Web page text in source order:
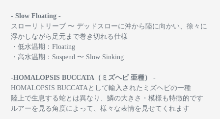
- Slow Floating -
スローリトリーブ 〜 デッドスローに沖から陸に向かい、 徐々に
浮かしながら足元まで巻き切れる仕様
・低水温期：Floating
・高水温期：Suspend 〜 Slow Sinking
-HOMALOPSIS BUCCATA（ミズヘビ 亜種） -
HOMALOPSIS BUCCATAとして輸入されたミズヘビの一種
陸上で生息する蛇とは異なり、鱗の大きさ・模様も特徴的です
ルアーを見る角度によって、様々な表情を見せてくれます